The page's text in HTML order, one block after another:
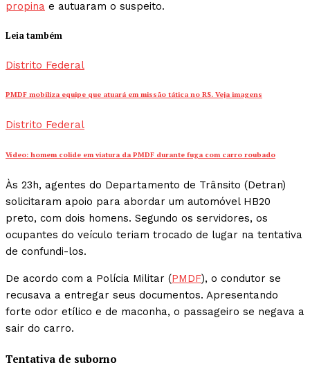
propina e autuaram o suspeito.
Leia também
Distrito Federal
PMDF mobiliza equipe que atuará em missão tática no RS. Veja imagens
Distrito Federal
Vídeo: homem colide em viatura da PMDF durante fuga com carro roubado
Às 23h, agentes do Departamento de Trânsito (Detran)
solicitaram apoio para abordar um automóvel HB20
preto, com dois homens. Segundo os servidores, os
ocupantes do veículo teriam trocado de lugar na tentativa
de confundi-los.
De acordo com a Polícia Militar (PMDF), o condutor se
recusava a entregar seus documentos. Apresentando
forte odor etílico e de maconha, o passageiro se negava a
sair do carro.
Tentativa de suborno